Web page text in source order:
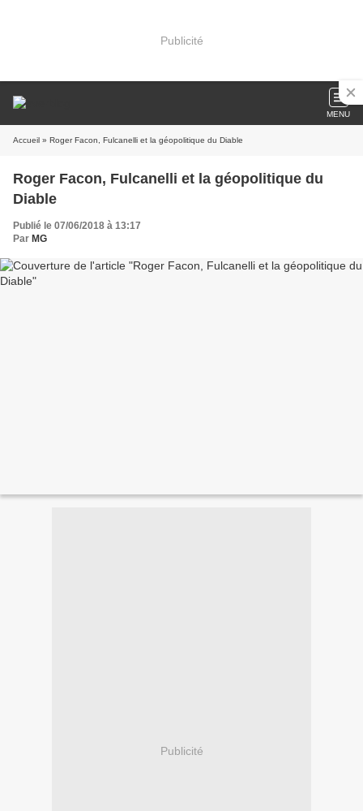
Publicité
MENU
Accueil » Roger Facon, Fulcanelli et la géopolitique du Diable
Roger Facon, Fulcanelli et la géopolitique du
Diable
Publié le 07/06/2018 à 13:17
Par MG
Publicité